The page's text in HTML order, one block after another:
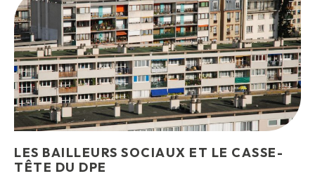
LES BAILLEURS SOCIAUX ET LE CASSE-
TÊTE DU DPE